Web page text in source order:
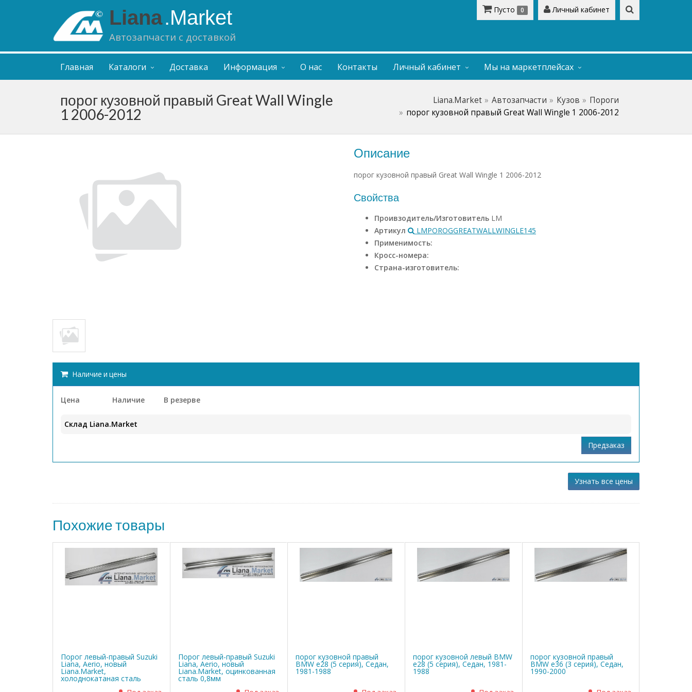
Liana.Market
Автозапчасти с доставкой
Пусто 0 Личный кабинет
Главная Каталоги Доставка Информация О нас Контакты Личный кабинет Мы на маркетплейсах
порог кузовной правый Great Wall Wingle
1 2006-2012
Liana.Market Автозапчасти Кузов
Пороги
порог кузовной правый Great Wall Wingle 1 2006-2012
Описание
порог кузовной правый Great Wall Wingle 1 2006-2012
Свойства
Проивзодитель/Изготовитель LM
Артикул
LMPOROGGREATWALLWINGLE145
Применимость:
Кросс-номера:
Страна-изготовитель:
Наличие и цены
Цена Наличие В резерве
Склад Liana.Market
Узнать все цены
Похожие товары
Порог левый-правый Suzuki
Liana, Aerio, новый
Liana.Market,
холоднокатаная сталь
0,8мм
Порог левый-правый Suzuki
Liana, Aerio, новый
Liana.Market, оцинкованная
сталь 0,8мм
порог кузовной правый
BMW е28 (5 серия), Седан,
1981-1988
порог кузовной левый BMW
е28 (5 серия), Седан, 1981-
1988
порог кузовной правый
BMW е36 (3 серия), Седан,
1990-2000